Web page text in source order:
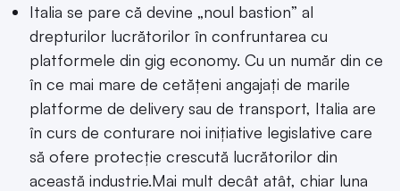
Italia se pare că devine „noul bastion” al
drepturilor lucrătorilor în confruntarea cu
platformele din gig economy. Cu un număr din ce
în ce mai mare de cetățeni angajați de marile
platforme de delivery sau de transport, Italia are
în curs de conturare noi inițiative legislative care
să ofere protecție crescută lucrătorilor din
această industrie.Mai mult decât atât, chiar luna